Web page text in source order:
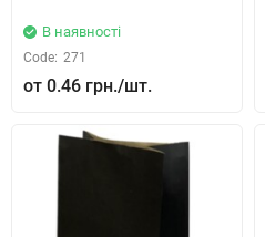
В наявності
Code: 271
0.46 грн.